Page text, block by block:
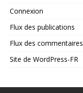
Connexion
Flux des publications
Flux des commentaires
Site de WordPress-FR